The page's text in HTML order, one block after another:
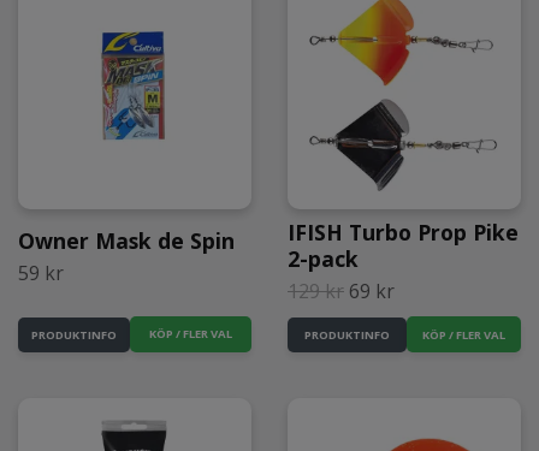
Owner Mask de Spin
59 kr
PRODUKTINFO KÖP / FLER VAL
IFISH Turbo Prop Pike
2-pack
129 kr 69 kr
PRODUKTINFO